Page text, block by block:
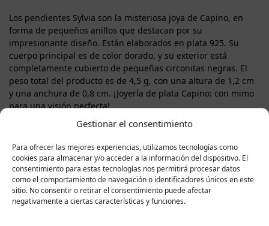
Gestionar el consentimiento
Para ofrecer las mejores experiencias, utilizamos tecnologías como
cookies para almacenar y/o acceder a la información del dispositivo. El
consentimiento para estas tecnologías nos permitirá procesar datos
como el comportamiento de navegación o identificadores únicos en este
sitio. No consentir o retirar el consentimiento puede afectar
negativamente a ciertas características y funciones.
Los pendientes Sylvia son la misteriosa joya de Capino, en
forma de pequeños anillos que destacan por su
impresionante diseño. Están elaborados en plata 925. Su
cuerpo principal es de color dorado, y su exterior está
completamente cubierto de pequeñas circonitas negras. El
peso total del producto es de 4,5 g, con una altura de 1,2 cm
y una anchura de 0,8 cm. ¡Joyería de plata Capino: con mimo
para una visión perfecta!
Productos
relacionados